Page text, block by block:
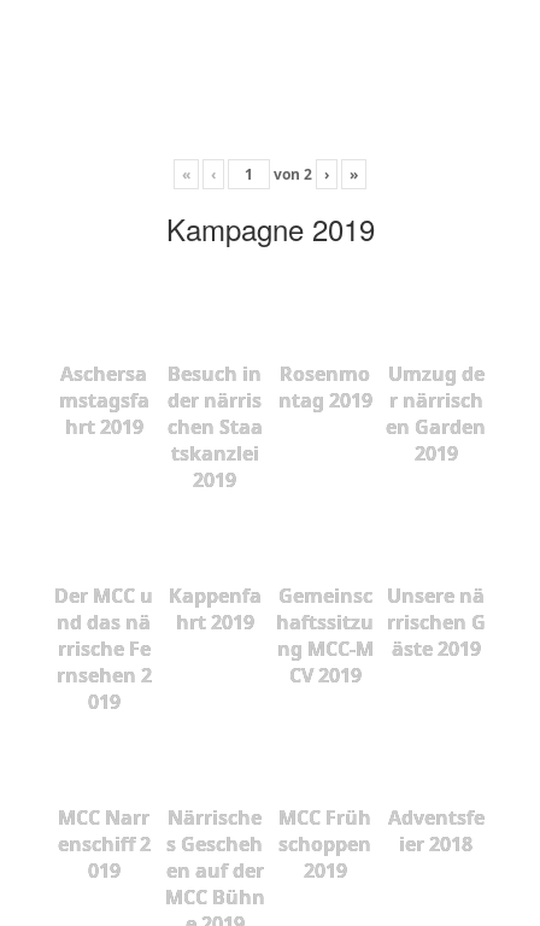
« ‹ von 2 › »
Kampagne 2019
Aschersa
mstagsfa
hrt 2019
Besuch in
der närris
chen Staa
tskanzlei
2019
Rosenmo
ntag 2019
Umzug de
r närrisch
en Garden
2019
Der MCC u
nd das nä
rrische Fe
rnsehen 2
019
Kappenfa
hrt 2019
Gemeinsc
haftssitzu
ng MCC-M
CV 2019
Unsere nä
rrischen G
äste 2019
MCC Narr
enschiff 2
019
Närrische
s Gescheh
en auf der
MCC Bühn
MCC Früh
schoppen
2019
Adventsfe
ier 2018